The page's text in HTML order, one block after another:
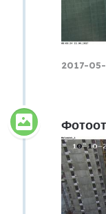
2017-